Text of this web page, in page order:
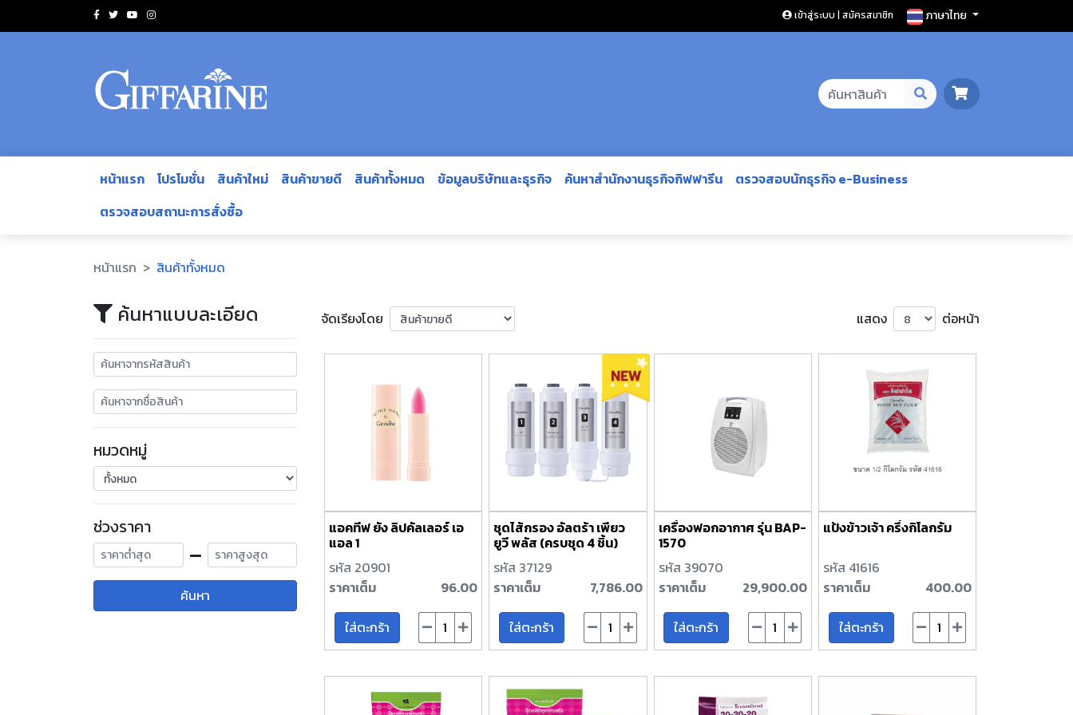
เข้าสู่ระบบ | สมัครสมาชิก ภาษาไทย
หน้าแรก โปรโมชั่น สินค้าใหม่ สินค้าขายดี สินค้าทั้งหมด ข้อมูลบริษัทและธุรกิจ ค้นหาสำนักงานธุรกิจกิฟฟารีน
ตรวจสอบนักธุรกิจ e-Business
ตรวจสอบสถานะการสั่งซื้อ
หน้าแรก สินค้าทั้งหมด
ค้นหาแบบละเอียด
หมวดหมู่
ช่วงราคา
ค้นหา
จัดเรียงโดย แสดง ต่อหน้า
แอคทีฟ ยัง ลิปคัลเลอร์ เอ
แอล 1
รหัส 20901
ราคาเต็ม
96.00
ใส่ตะกร้า
ชุดไส้กรอง อัลตร้า เพียว
ยูวี พลัส (ครบชุด 4 ชิ้น)
รหัส 37129
ราคาเต็ม
7,786.00
ใส่ตะกร้า
เครื่องฟอกอากาศ รุ่น BAP-
1570
รหัส 39070
ราคาเต็ม
29,900.00
ใส่ตะกร้า
แป้งข้าวเจ้า ครึ่งกิโลกรัม
รหัส 41616
ราคาเต็ม
400.00
ใส่ตะกร้า